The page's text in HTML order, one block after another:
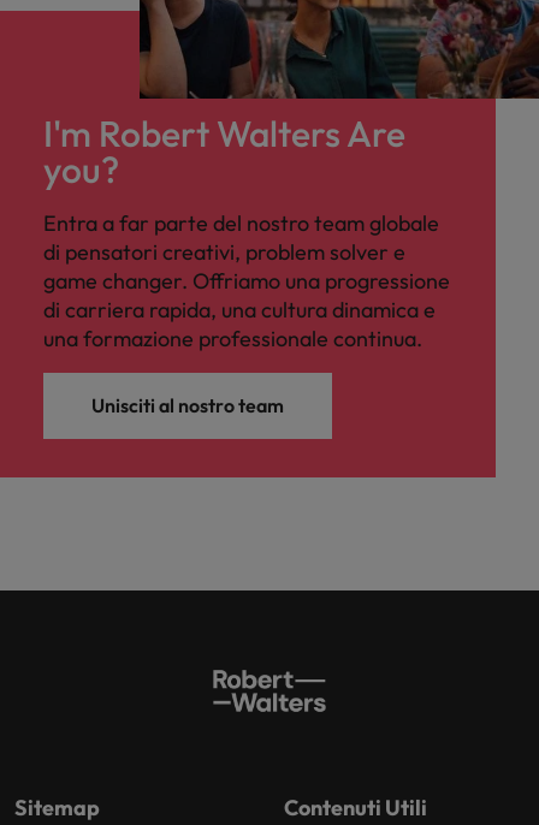
I'm Robert Walters Are
you?
Entra a far parte del nostro team globale
di pensatori creativi, problem solver e
game changer. Offriamo una progressione
di carriera rapida, una cultura dinamica e
una formazione professionale continua.
Unisciti al nostro team
Sitemap Contenuti Utili